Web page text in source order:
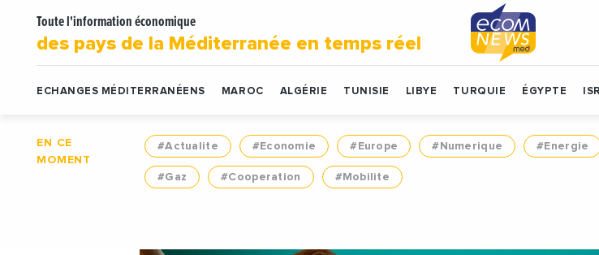
Toute l'information économique
des pays de la Méditerranée en temps réel
ECHANGES MÉDITERRANÉENS MAROC ALGÉRIE TUNISIE LIBYE TURQUIE ÉGYPTE
EN CE
MOMENT
#Actualite #Economie #Europe #Numerique #Energie
#Gaz #Cooperation #Mobilite